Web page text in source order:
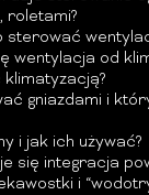
roletami?
sterować
wentylacja od
gniazdami i
i jak ich używać?
się integracja
i